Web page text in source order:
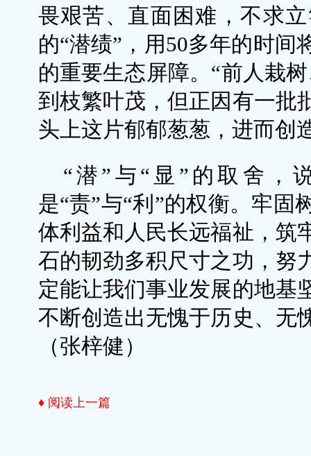
畏艰苦、直面困难，不求
的“潜绩”，用50多年的时
的重要生态屏障。“前人栽
到枝繁叶茂，但正因有一批
头上这片郁郁葱葱，进而创
“潜”与“显”的取舍，
是“责”与“利”的权衡。牢固
体利益和人民长远福祉，筑
石的韧劲多积尺寸之功，努
定能让我们事业发展的地基
不断创造出无愧于历史、无
（张梓健）
♦ 阅读上一篇